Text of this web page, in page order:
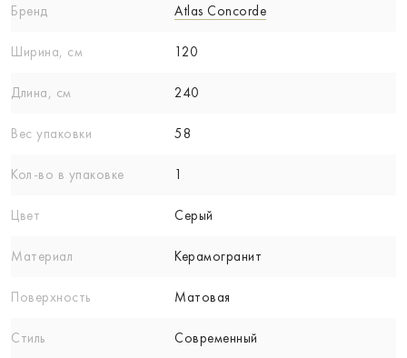
Бренд Atlas Concorde
Ширина, см 120
Длина, см 240
Вес упаковки 58
Кол-вo в упаковке 1
Цвет Серый
Материал Керамогранит
Поверхность Матовая
Стиль Современный